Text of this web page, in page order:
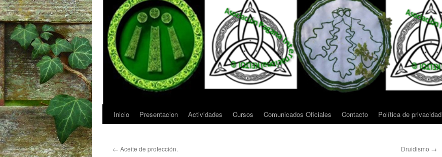
Saltar
contenido
Inicio Presentacion Actividades Cursos Comunicados Oficiales Contacto Política de privacidad
← Aceite de protección. Druidismo →